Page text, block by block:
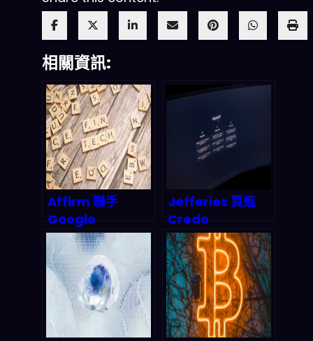
相關資訊:
Affirm 聯手
Google
Gemini：AI 重新
定義「先買後付」
的底層邏輯與兆億
市場博弈
Jefferies 買進
Credo
Technology（C
RDO）目標價 175
美元：AI 日內交易
平台背後，2026
產業鏈到底在押什
麼？